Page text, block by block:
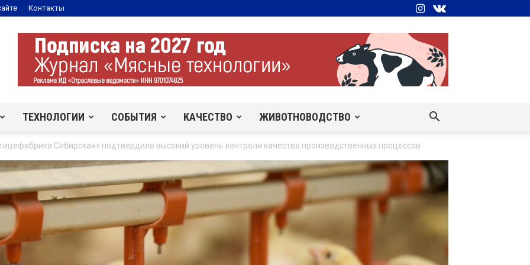
Контакты
ТЕХНОЛОГИИ СОБЫТИЯ КАЧЕСТВО ЖИВОТНОВОДСТВО
Сибирская» подтвердило высокий уровень контроля качества производственных процессов